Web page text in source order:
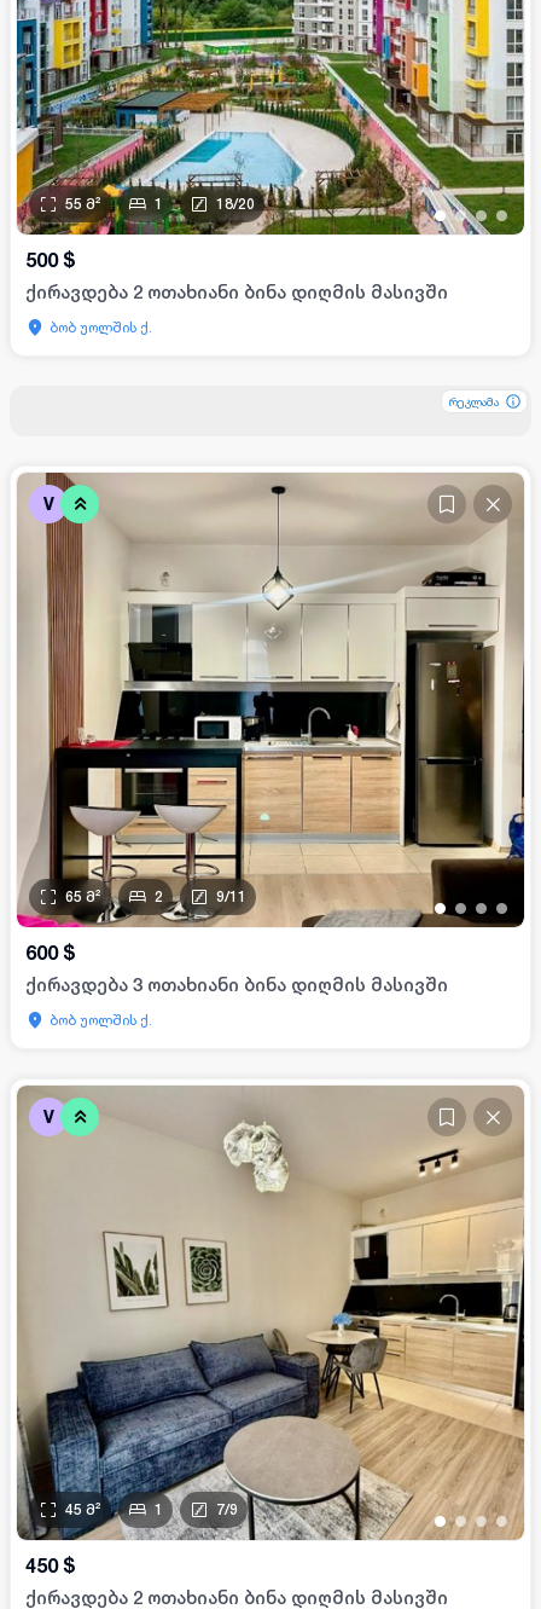
••••
55 მ² 1 18/20
500 $
ქირავდება 2 ოთახიანი ბინა დიღმის მასივში
ბობ უოლშის ქ.
V
•• • •
65 მ² 2 9/11
600 $
ქირავდება 3 ოთახიანი ბინა დიღმის მასივში
ბობ უოლშის ქ.
რეკლამა
რეკლამა
რეკლამა
V
••••
45 მ² 1 7/9
450 $
ქირავდება 2 ოთახიანი ბინა დიღმის მასივში